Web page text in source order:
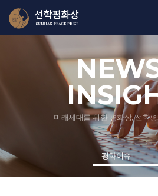
미래세대를 위한 평화상, 선학
평화이슈